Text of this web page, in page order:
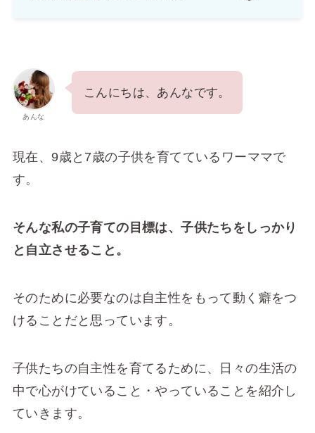
あんな
こんにちは、あんなです。
現在、9歳と7歳の子供を育てているワーママで
す。
そんな私の子育ての目標は、子供たちをしっかり
と自立させること。
そのために必要なのは自主性をもって動く癖をつ
けることだと思っています。
子供たちの自主性を育てるために、日々の生活の
中で心がけていること・やっていることを紹介し
ていきます。